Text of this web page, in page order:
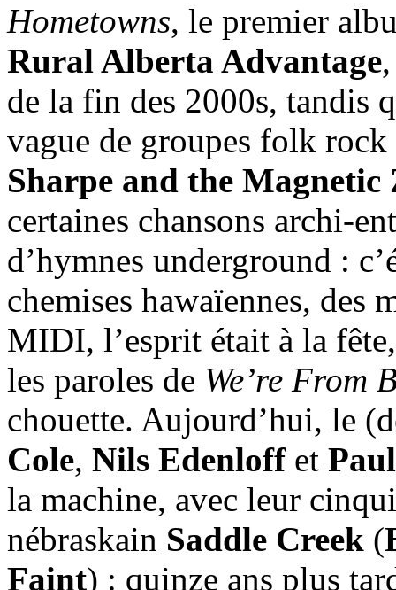
Hometowns, le premier
Rural Alberta Advantage
de la fin des 2000s, tandis
vague de groupes folk rock
Sharpe and the Magnetic
certaines chansons archi-
d’hymnes underground :
chemises hawaïennes, des
MIDI, l’esprit était à la
les paroles de We’re From
chouette. Aujourd’hui, le
Cole, Nils Edenloffet
la machine, avec leur
nébraskain Saddle Creek (
Faint) : quinze ans plus